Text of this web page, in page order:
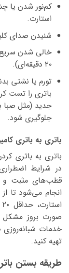
کم‌نور شدن یا
استارت.
شنیدن صدای
خالی شدن سریع
۲۰ دقیقه‌ای).
تورم یا نشتی
باتری را تست
جدید (مثل صبا
جلوگیری شود.
باتری به باتری
باتری به باتری
در شرایط
قطب‌های مثبت و
انجام می‌شود تا
صورت بروز مشکل
خدمات شبانه‌روزی
تهیه کنید.
طریقه بستن باتری 12 ولت به